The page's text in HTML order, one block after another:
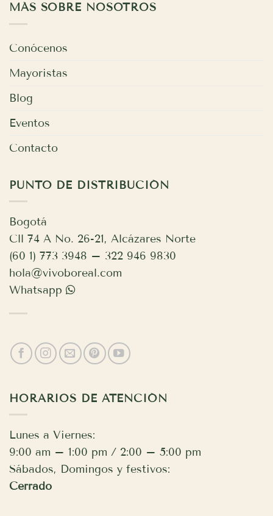
MÁS SOBRE NOSOTROS
Conócenos
Mayoristas
Blog
Eventos
Contacto
PUNTO DE DISTRIBUCIÓN
Bogotá
Cll 74 A No. 26-21, Alcázares Norte
(60 1) 773 3948 – 322 946 9830
hola@vivoboreal.com
Whatsapp
HORARIOS DE ATENCIÓN
Lunes a Viernes:
9:00 am – 1:00 pm / 2:00 – 5:00 pm
Sábados, Domingos y festivos:
Cerrado